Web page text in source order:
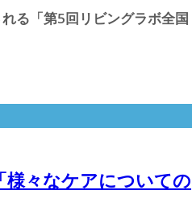
る「第5回リビングラボ全国
様々なケアについての